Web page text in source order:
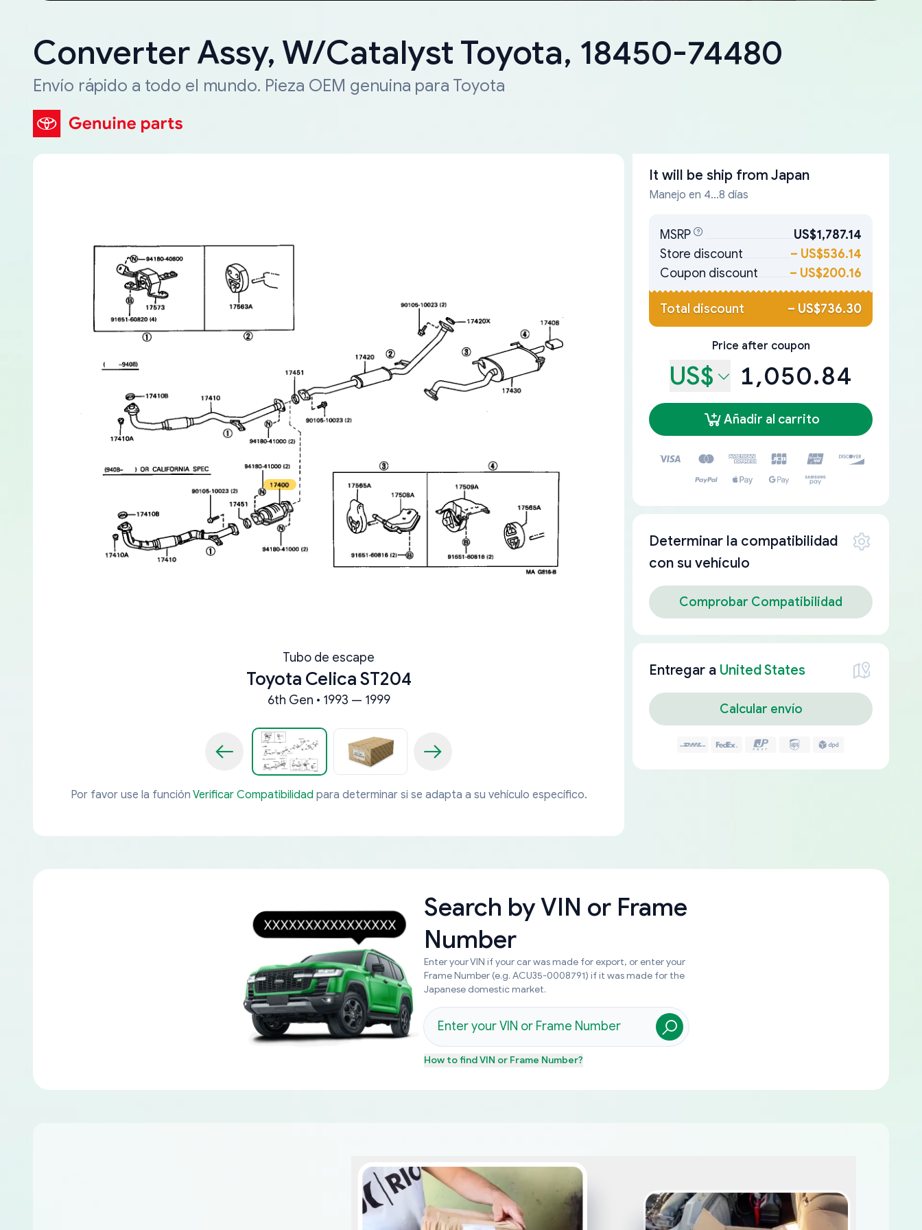
Converter Assy, W/Catalyst Toyota, 18450-74480
Envío rápido a todo el mundo. Pieza OEM genuina para Toyota
Tubo de escape
Toyota Celica ST204
6th Gen • 1993 — 1999
Por favor use la función Verificar Compatibilidad para determinar si se adapta a su vehículo específico.
It will be ship from Japan
Manejo en 4...8 días
MSRP
US$1,787.14
Store discount
– US$536.14
Coupon discount
– US$200.16
Total discount – US$736.30
Price after coupon
US$ 1,050.84
Añadir al carrito
Determinar la compatibilidad
con su vehículo
Comprobar Compatibilidad
Entregar a United States
Calcular envío
Search byVIN or Frame
Number
Enter your VIN if your car was made for export, or enter your
Frame Number (e.g. ACU35-0008791) if it was made for the
Japanese domestic market.
How to findVIN or Frame Number?